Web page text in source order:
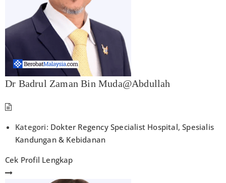
Dr Badrul Zaman Bin Muda@Abdullah
Kategori: Dokter Regency Specialist Hospital,Spesialis
Kandungan & Kebidanan
Cek Profil Lengkap